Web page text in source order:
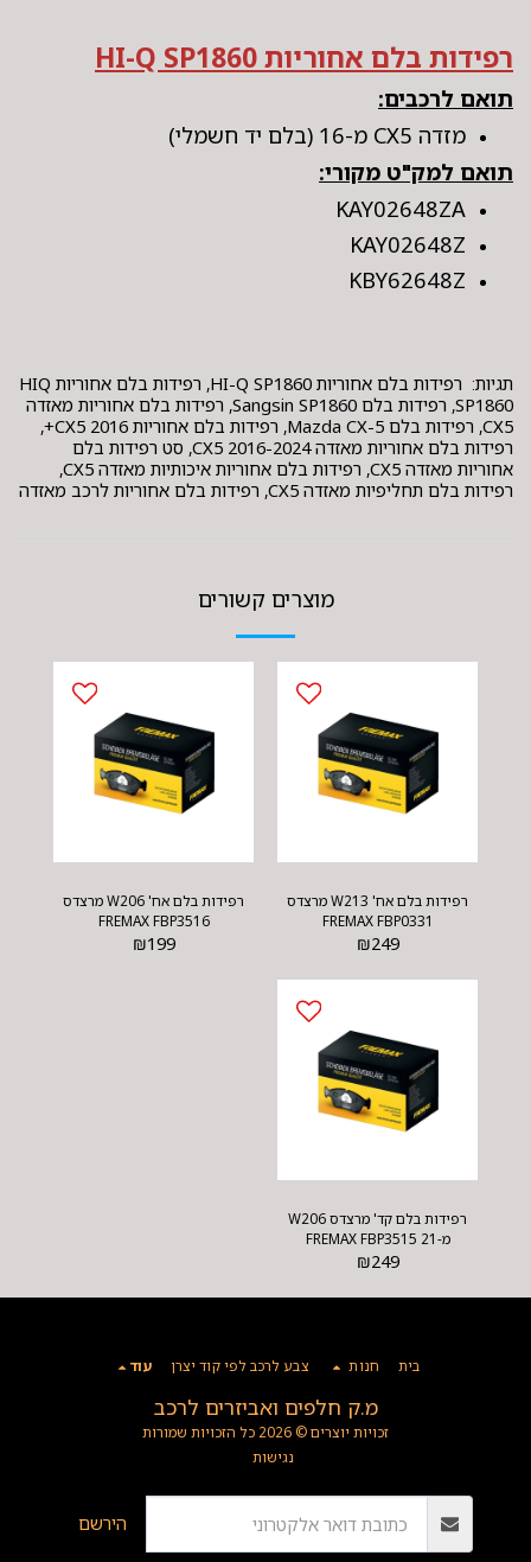
רפידות בלם אחוריות HI-Q SP1860
תואם לרכבים:
מזדה CX5 מ-16 (בלם יד חשמלי)
תואם למק"ט מקורי:
KAY02648ZA
KAY02648Z
KBY62648Z
תגיות: רפידות בלם אחוריות HI-Q SP1860, רפידות בלם אחוריות HIQ
SP1860, רפידות בלם Sangsin SP1860, רפידות בלם אחוריות מאזדה
CX5, רפידות בלם Mazda CX-5, רפידות בלם אחוריות CX5 2016+,
רפידות בלם אחוריות מאזדה CX5 2016-2024, סט רפידות בלם
אחוריות מאזדה CX5, רפידות בלם אחוריות איכותיות מאזדה CX5,
רפידות בלם תחליפיות מאזדה CX5, רפידות בלם אחוריות לרכב מאזדה
מוצרים קשורים
רפידות בלם אח' W213 מרצדס
FREMAX FBP0331
₪249
רפידות בלם אח' W206 מרצדס
FREMAX FBP3516
₪199
רפידות בלם קד' מרצדס W206
מ-21 FREMAX FBP3515
₪249
מ.ק חלפים ואביזרים לרכב
זכויות יוצרים © 2026 כל הזכויות שמורות
נגישות
בית חנות צבע לרכב לפי קוד יצרן עוד
הירשם